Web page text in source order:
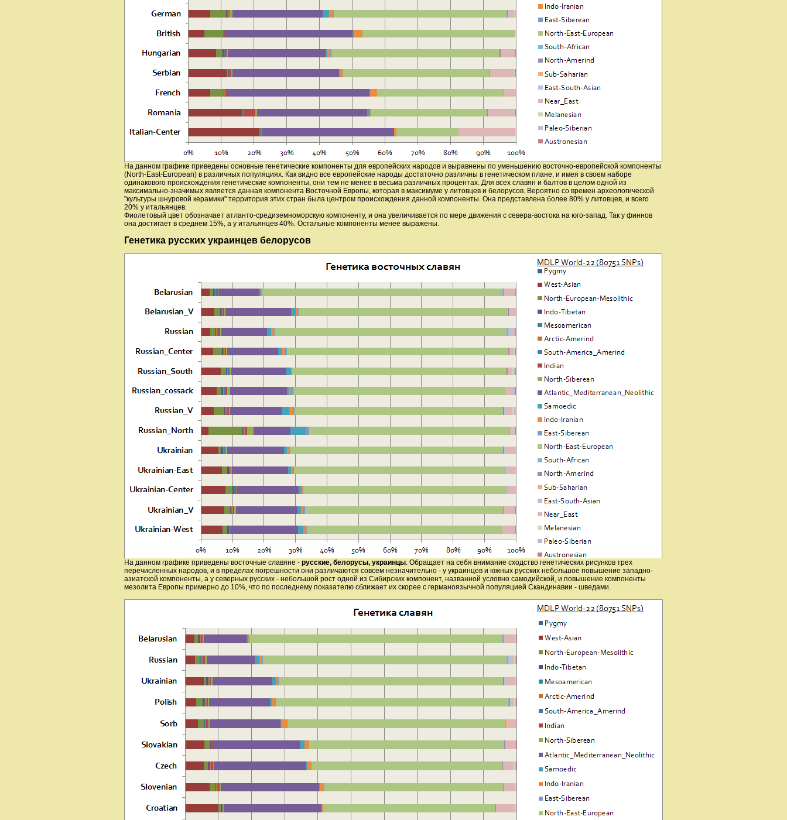
На данном графике приведены основные генетические компоненты для европейских народов и выравнены по уменьшению восточно-европейской компоненты
(North-East-European) в различных популяциях. Как видно все европейские народы достаточно различны в генетическом плане, и имея в своем наборе
одинакового происхождения генетические компоненты, они тем не менее в весьма различных процентах. Для всех славян и балтов в целом одной из
максимально-значимых является данная компонента Восточной Европы, которая в максимуме у литовцев и белорусов. Вероятно со времен археологической
"культуры шнуровой керамики" территория этих стран была центром происхождения данной компоненты. Она представлена более 80% у литовцев, и всего
20% у итальянцев.
Фиолетовый цвет обозначает атланто-средиземноморскую компоненту, и она увеличивается по мере движения с севера-востока на юго-запад. Так у финнов
она достигает в среднем 15%, а у итальянцев 40%. Остальные компоненты менее выражены.
Генетика русских украинцев белорусов
На данном графике приведены восточные славяне - русские, белорусы, украинцы. Обращает на себя внимание сходство генетических рисунков трех
перечисленных народов, и в пределах погрешности они различаются совсем незначительно - у украинцев и южных русских небольшое повышение западно-
азиатской компоненты, а у северных русских - небольшой рост одной из Сибирских компонент, названной условно самодийской, и повышение компоненты
мезолита Европы примерно до 10%, что по последнему показателю сближает их скорее с германоязычной популяцией Скандинавии - шведами.